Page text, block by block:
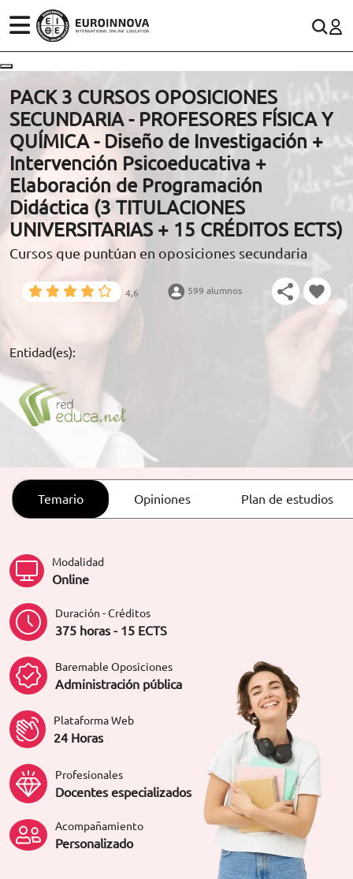
ÁREAS
ESTUDIOS
CONOCE EUROINNOVA
BECAS Y FINANCIACIÓN
ORIENTACIÓN LABORAL
(+34)958 050 200(gratuito en España)
900 831 200
formacion@euroinnova.com
TRABAJA CON NOSOTROS
PACK 3 CURSOS OPOSICIONES
SECUNDARIA - PROFESORES FÍSICA Y
QUÍMICA - Diseño de Investigación +
Intervención Psicoeducativa +
Elaboración de Programación
Didáctica (3 TITULACIONES
UNIVERSITARIAS + 15 CRÉDITOS ECTS)
Cursos que puntúan en oposiciones secundaria
4,6 599 alumnos
Entidad(es):
Temario Opiniones Plan de estudios
Modalidad
Online
Duración - Créditos
375 horas - 15 ECTS
Baremable Oposiciones
Administración pública
Plataforma Web
24 Horas
Profesionales
Docentes especializados
Acompañamiento
Personalizado